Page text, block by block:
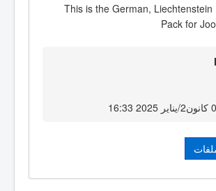
This is the German,
Pack for